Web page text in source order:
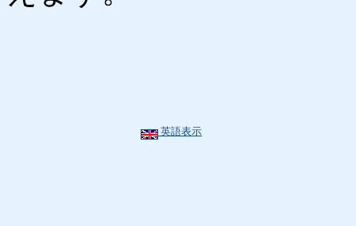
英語表示